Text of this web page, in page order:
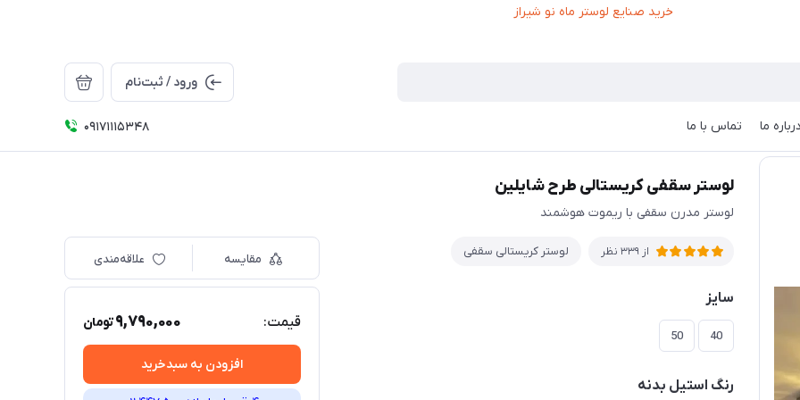
ورود / ثبت‌نام
درباره ما تماس با ما 09171115348 سقفی کریستالی طرح شایلین
لوستر سقفی کریستالی طرح شایلین
لوستر مدرن سقفی با ریموت هوشمند
از 339 نظر لوستر کریستالی سقفی
سایز
40
50
رنگ استیل بدنه
مقایسه علاقه‌مندی
قیمت: 9,790,000تومان
افزودن به سبدخرید